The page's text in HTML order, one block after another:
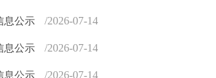
息公示 /2026-07-14
息公示 /2026-07-14
息公示 /2026-07-14